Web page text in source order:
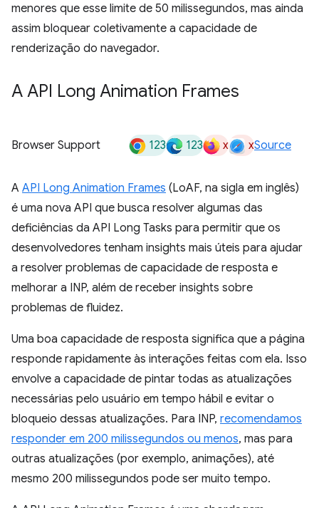
menores que esse limite de 50 milissegundos, mas ainda
assim bloquear coletivamente a capacidade de
renderização do navegador.
A API Long Animation Frames
Browser Support 123 123 x xSource
A API Long Animation Frames (LoAF, na sigla em inglês)
é uma nova API que busca resolver algumas das
deficiências da API Long Tasks para permitir que os
desenvolvedores tenham insights mais úteis para ajudar
a resolver problemas de capacidade de resposta e
melhorar a INP, além de receber insights sobre
problemas de fluidez.
Uma boa capacidade de resposta significa que a página
responde rapidamente às interações feitas com ela. Isso
envolve a capacidade de pintar todas as atualizações
necessárias pelo usuário em tempo hábil e evitar o
bloqueio dessas atualizações. Para INP, recomendamos
responder em 200 milissegundos ou menos, mas para
outras atualizações (por exemplo, animações), até
mesmo 200 milissegundos pode ser muito tempo.